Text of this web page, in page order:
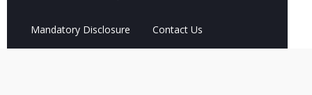
Mandatory Disclosure Contact Us